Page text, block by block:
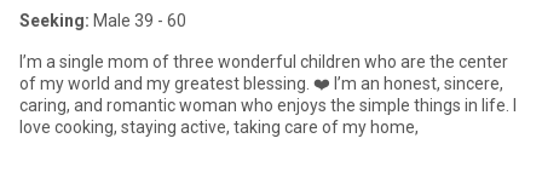
Seeking: Male 39 - 60
I’m a single mom of three wonderful children who are the center
of my world and my greatest blessing. ❤️ I’m an honest, sincere,
caring, and romantic woman who enjoys the simple things in life. I
love cooking, staying active, taking care of my home,